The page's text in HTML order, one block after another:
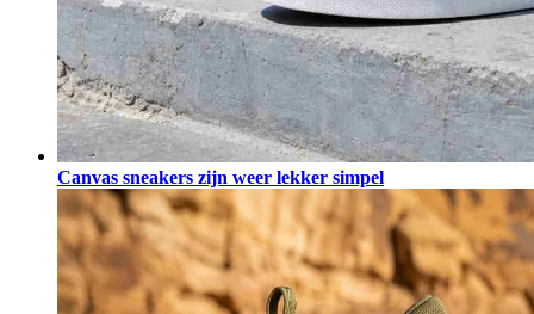
Canvas sneakers zijn weer lekker simpel